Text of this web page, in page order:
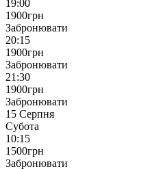
19:00
1900грн
Забронювати
20:15
1900грн
Забронювати
21:30
1900грн
Забронювати
15 Серпня
Субота
10:15
1500грн
Забронювати